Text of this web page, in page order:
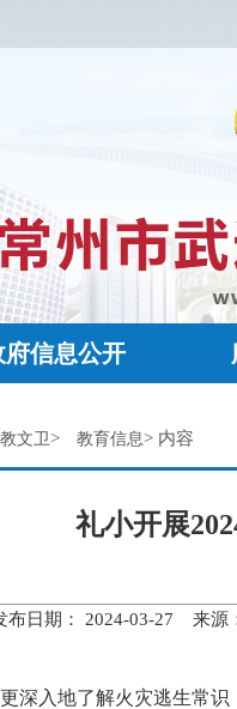
府信息公开
文卫> 教育信息> 内容
礼小开展
布日期： 2024-03-27 来源
深入地了解火灾逃生常